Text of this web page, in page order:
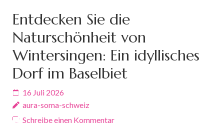
Entdecken Sie die
Naturschönheit von
Wintersingen: Ein idyllisches
Dorf im Baselbiet
16 Juli 2026
aura-soma-schweiz
Schreibe einen Kommentar